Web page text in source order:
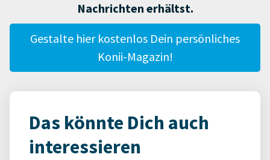
Nachrichten erhältst.
Gestalte hier kostenlos Dein persönliches
Konii-Magazin!
Das könnte Dich auch
interessieren